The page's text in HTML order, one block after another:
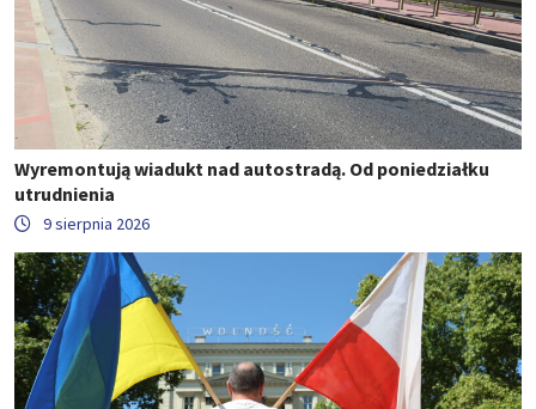
Wyremontują wiadukt nad autostradą. Od poniedziałku
utrudnienia
9 sierpnia 2026